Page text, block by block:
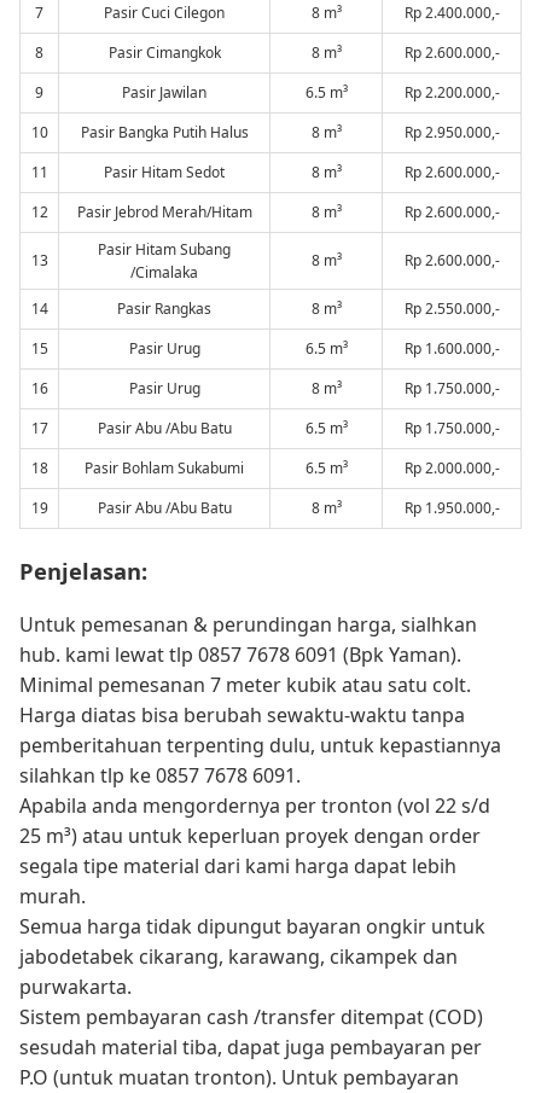
7 Pasir Cuci Cilegon 8 m³
Rp 2.400.000,-
8
Pasir Cimangkok 8 m³
Rp 2.600.000,-
9
Pasir Jawilan 6.5 m³
Rp 2.200.000,-
10
Pasir Bangka Putih Halus 8 m³
Rp 2.950.000,-
11
Pasir Hitam Sedot 8 m³
Rp 2.600.000,-
12
Pasir Jebrod Merah/Hitam 8 m³ Rp 2.600.000,-
13
Pasir Hitam Subang
/Cimalaka
8 m³ Rp 2.600.000,-
14 Pasir Rangkas 8 m³
Rp 2.550.000,-
15
Pasir Urug 6.5 m³
Rp 1.600.000,-
16
Pasir Urug 8 m³
Rp 1.750.000,-
17
Pasir Abu /Abu Batu 6.5 m³
Rp 1.750.000,-
18
Pasir Bohlam Sukabumi 6.5 m³
Rp 2.000.000,-
19
Pasir Abu /Abu Batu 8 m³ Rp 1.950.000,-
Penjelasan:
Untuk pemesanan & perundingan harga, sialhkan
hub. kami lewat tlp 0857 7678 6091 (Bpk Yaman).
Minimal pemesanan 7 meter kubik atau satu colt.
Harga diatas bisa berubah sewaktu-waktu tanpa
pemberitahuan terpenting dulu, untuk kepastiannya
silahkan tlp ke 0857 7678 6091.
Apabila anda mengordernya per tronton (vol 22 s/d
25 m³) atau untuk keperluan proyek dengan order
segala tipe material dari kami harga dapat lebih
murah.
Semua harga tidak dipungut bayaran ongkir untuk
jabodetabek cikarang, karawang, cikampek dan
purwakarta.
Sistem pembayaran cash /transfer ditempat (COD)
sesudah material tiba, dapat juga pembayaran per
P.O (untuk muatan tronton). Untuk pembayaran